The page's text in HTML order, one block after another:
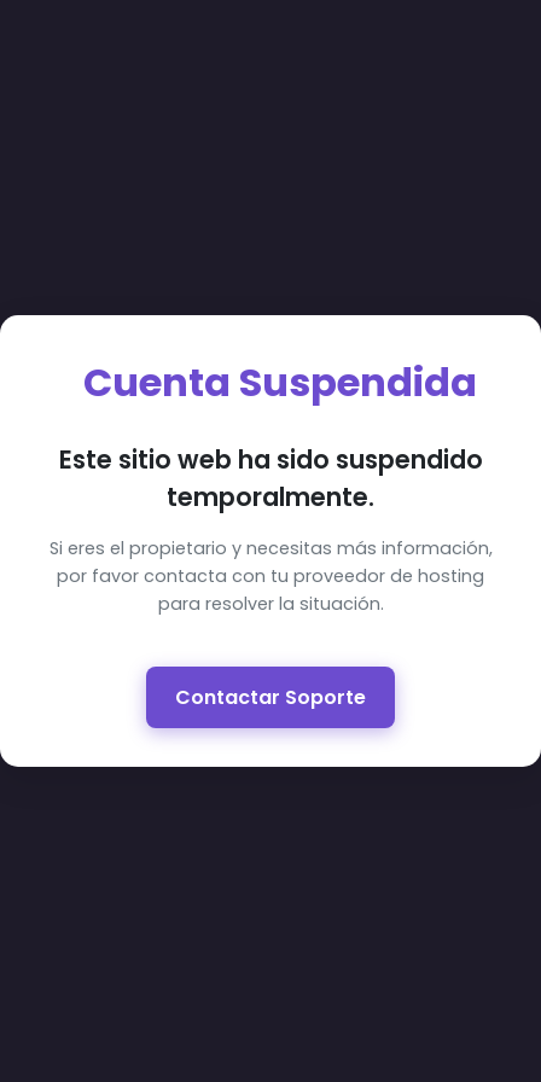
Cuenta Suspendida
Este sitio web ha sido suspendido
temporalmente.
Si eres el propietario y necesitas más información,
por favor contacta con tu proveedor de hosting
para resolver la situación.
Contactar Soporte